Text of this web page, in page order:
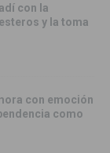
con la
y la toma
con emoción
como